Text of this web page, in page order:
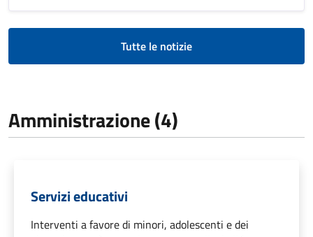
Tutte le notizie
Amministrazione (4)
Servizi educativi
Interventi a favore di minori, adolescenti e dei